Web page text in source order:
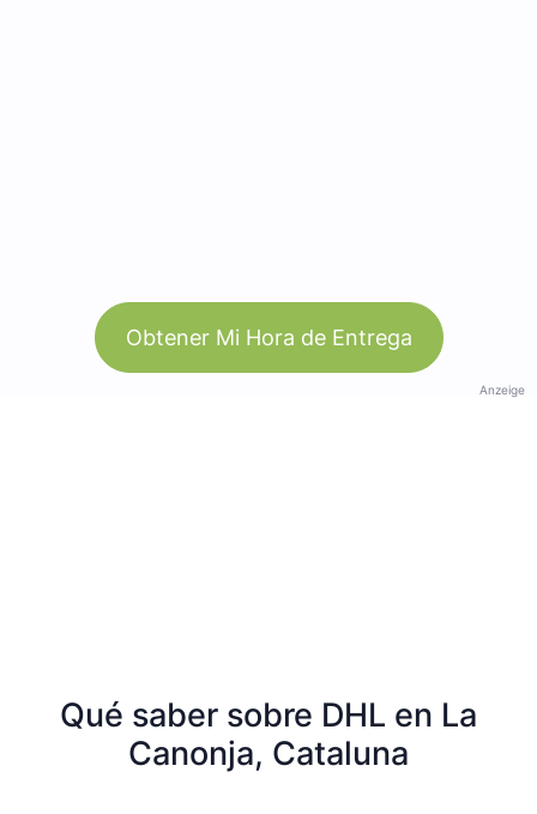
Obtener Mi Hora de Entrega
Anzeige
Qué saber sobre DHL en La
Canonja, Cataluna